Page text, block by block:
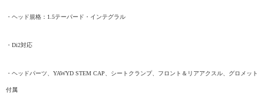
・ヘッド規格： 1.5テーパード・インテグラル
・ Di2対応
・ヘッドパーツ、 YAWYD STEM CAP 、シートクランプ、フロント＆リアアクスル、グロ メット
付属